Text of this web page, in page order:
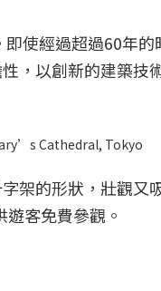
使經過超過60年的
，以創新的建築技
Cathedral, Tokyo
架的形狀，壯觀又
客免費參觀。